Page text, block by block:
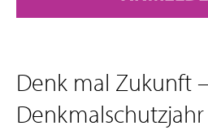
Denk mal Zukunft
Denkmalschutzjahr